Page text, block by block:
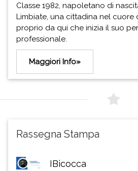
Classe 1982, napoletano di
Limbiate, una cittadina nel cuore
proprio da qui che inizia il suo
professionale.
Maggiori Info»
Rassegna Stampa
IBicocca